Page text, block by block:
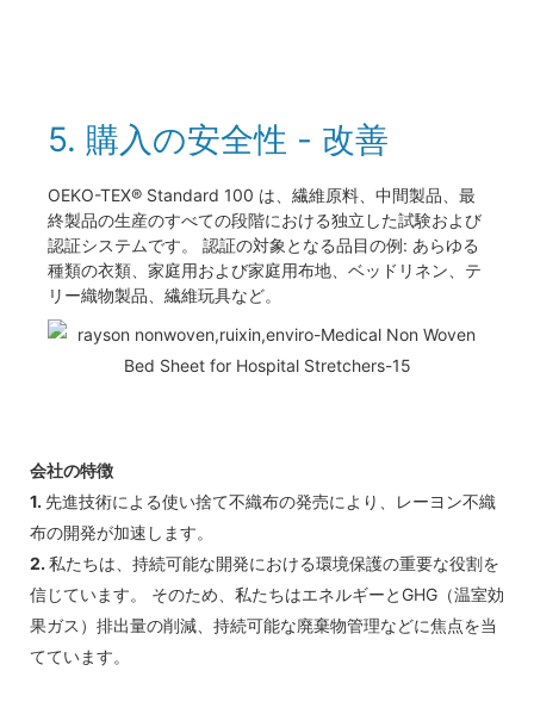
5. 購入の安全性 - 改善
OEKO-TEX® Standard 100 は、繊維原料、中間製品、最
終製品の生産のすべての段階における独立した試験および
認証システムです。 認証の対象となる品目の例: あらゆる
種類の衣類、家庭用および家庭用布地、ベッドリネン、テ
リー織物製品、繊維玩具など。
会社の特徴
1. 先進技術による使い捨て不織布の発売により、レーヨン不織
布の開発が加速します。
2. 私たちは、持続可能な開発における環境保護の重要な役割を
信じています。 そのため、私たちはエネルギーとGHG（温室効
果ガス）排出量の削減、持続可能な廃棄物管理などに焦点を当
てています。